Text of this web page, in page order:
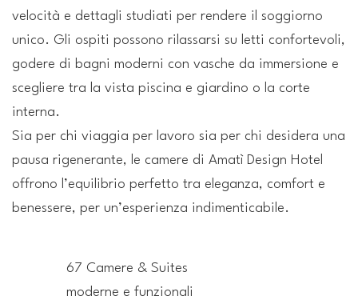
velocità e dettagli studiati per rendere il soggiorno
unico. Gli ospiti possono rilassarsi su letti confortevoli,
godere di bagni moderni con vasche da immersione e
scegliere tra la vista piscina e giardino o la corte
interna.
Sia per chi viaggia per lavoro sia per chi desidera una
pausa rigenerante, le camere di Amatì Design Hotel
offrono l’equilibrio perfetto tra eleganza, comfort e
benessere, per un’esperienza indimenticabile.
67 Camere & Suites
moderne e funzionali